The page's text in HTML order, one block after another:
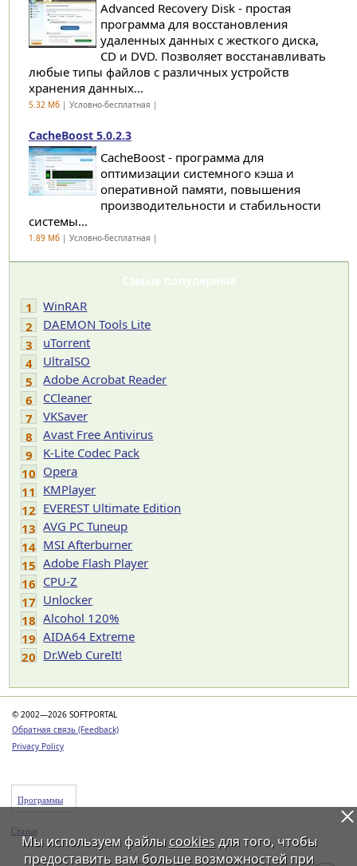
Advanced Recovery Disk - простая
программа для восстановления
удаленных данных с жесткого диска,
CD и DVD. Позволяет восстанавливать
любые типы файлов с различных устройств
хранения данных...
5.32 Мб| Условно-бесплатная |
CacheBoost 5.0.2.3
CacheBoost - программа для
оптимизации системного кэша и
оперативной памяти, повышения
производительности и стабильности
системы...
1.89 Мб| Условно-бесплатная |
Самые популярные
1
WinRAR
2
DAEMON Tools Lite
3
uTorrent
4
UltraISO
5
Adobe Acrobat Reader
6
CCleaner
7
VKSaver
8
Avast Free Antivirus
9
K-Lite Codec Pack
10 Opera
11 KMPlayer
12 EVEREST Ultimate Edition
13 AVG PC Tuneup
14 MSI Afterburner
15 Adobe Flash Player
16 CPU-Z
17 Unlocker
18 Alcohol 120%
19 AIDA64 Extreme
20 Dr.Web CureIt!
© 2002—2026 SOFTPORTAL
Обратная связь (Feedback)
Privacy Policy
Программы
Статьи
Мы используем файлы cookiesдля того, чтобы
предоставить вам больше возможностей при